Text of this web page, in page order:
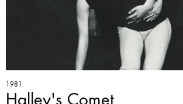
1981
Halley's Comet